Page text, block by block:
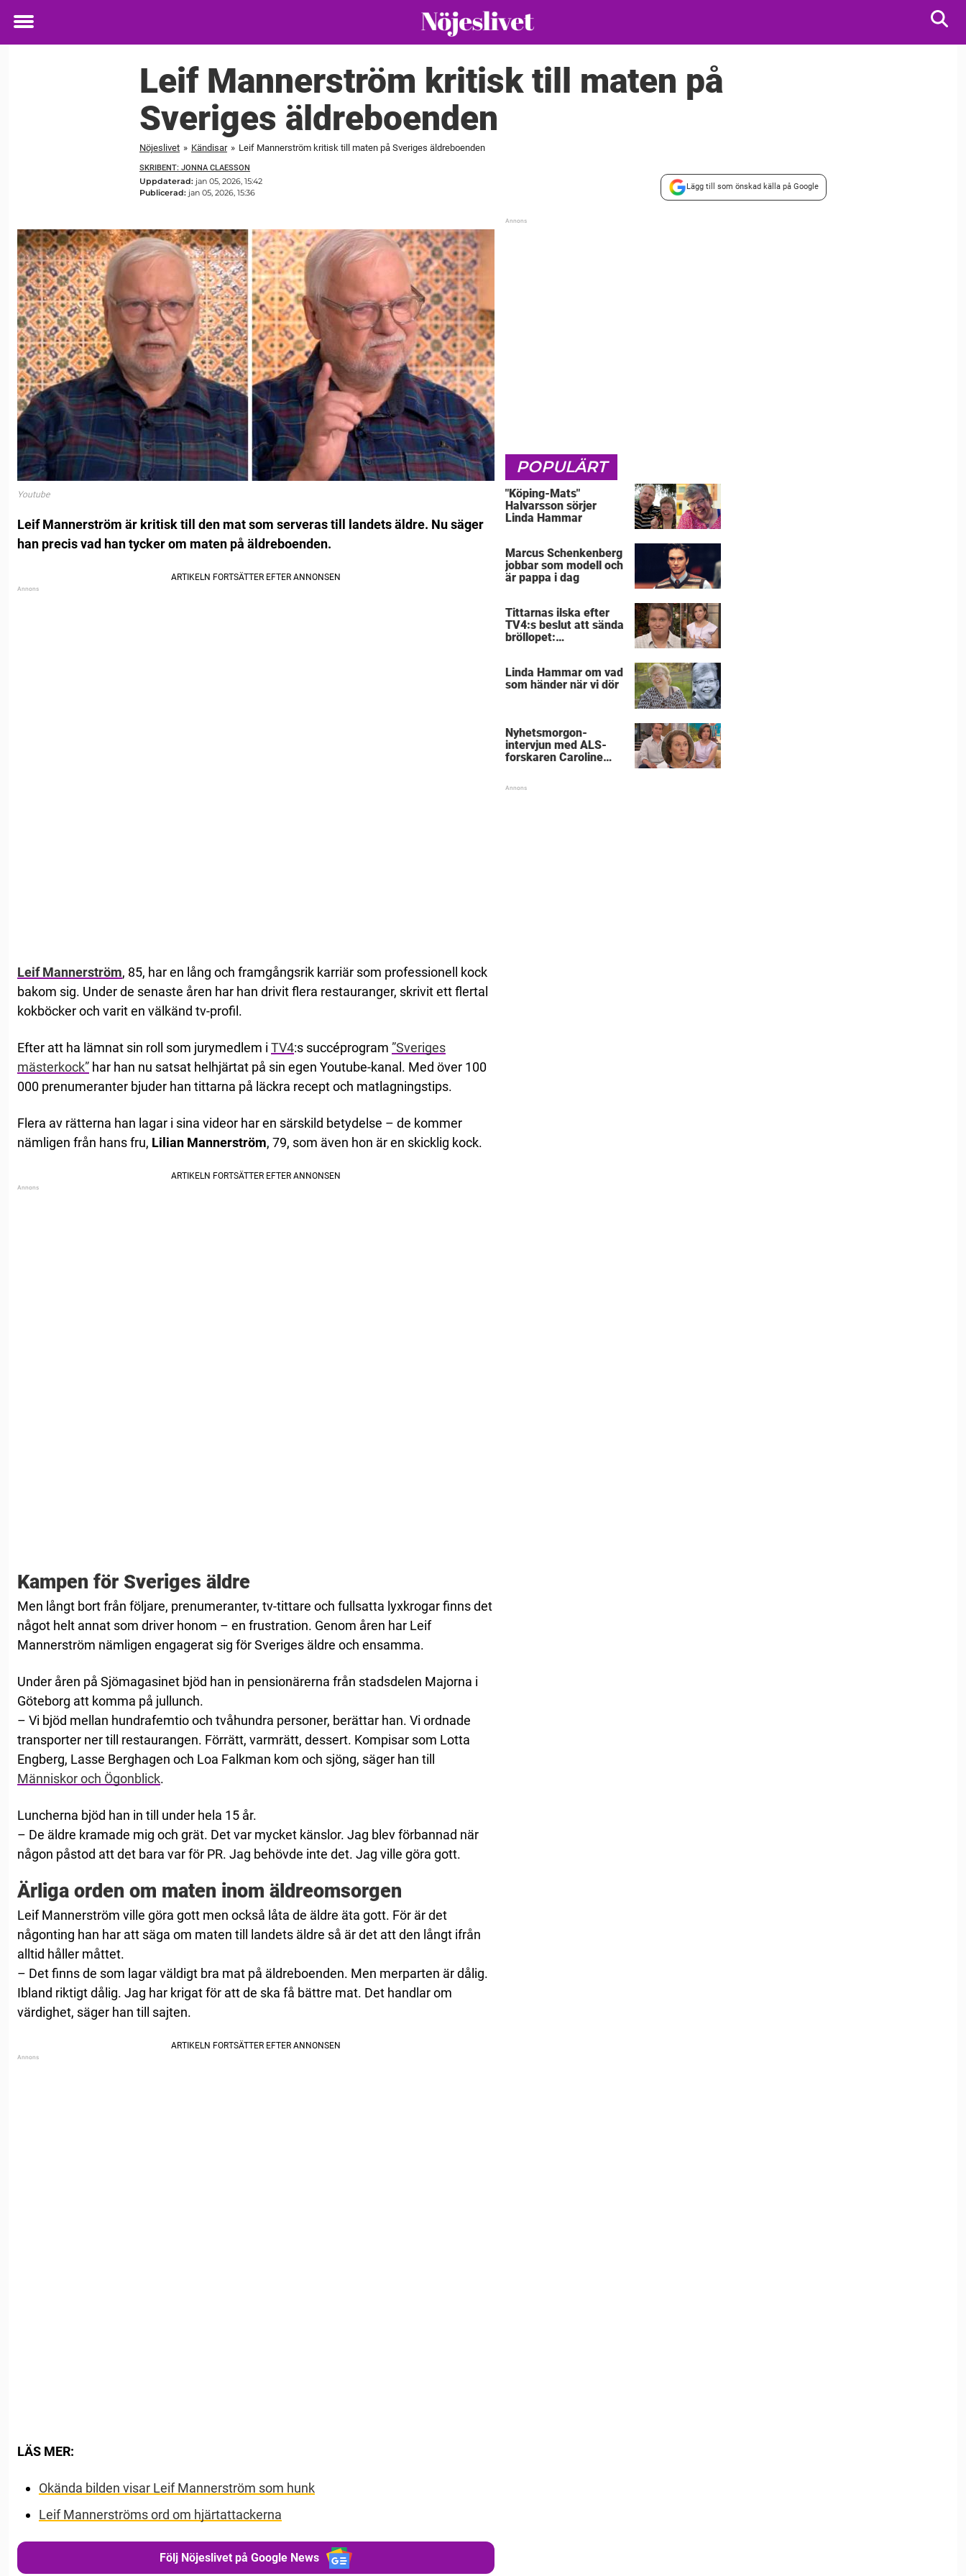
Toggle
Leif Mannerström kritisk till maten på
Sveriges äldreboenden
Nöjeslivet » Kändisar » Leif Mannerström kritisk till maten på Sveriges äldreboenden
SKRIBENT: JONNA CLAESSON
Uppdaterad: jan 05, 2026, 15:42
Publicerad: jan 05, 2026, 15:36
Lägg till som önskad källa på Google
Youtube
Leif Mannerström är kritisk till den mat som serveras till landets äldre. Nu säger
han precis vad han tycker om maten på äldreboenden.
Leif Mannerström, 85, har en lång och framgångsrik karriär som professionell kock
bakom sig. Under de senaste åren har han drivit flera restauranger, skrivit ett flertal
kokböcker och varit en välkänd tv-profil.
Efter att ha lämnat sin roll som jurymedlem i TV4:s succéprogram ”Sveriges
mästerkock” har han nu satsat helhjärtat på sin egen Youtube-kanal. Med över 100
000 prenumeranter bjuder han tittarna på läckra recept och matlagningstips.
Flera av rätterna han lagar i sina videor har en särskild betydelse – de kommer
nämligen från hans fru, Lilian Mannerström, 79, som även hon är en skicklig kock.
Kampen för Sveriges äldre
Men långt bort från följare, prenumeranter, tv-tittare och fullsatta lyxkrogar finns det
något helt annat som driver honom – en frustration. Genom åren har Leif
Mannerström nämligen engagerat sig för Sveriges äldre och ensamma.
Under åren på Sjömagasinet bjöd han in pensionärerna från stadsdelen Majorna i
Göteborg att komma på jullunch.
– Vi bjöd mellan hundrafemtio och tvåhundra personer, berättar han. Vi ordnade
transporter ner till restaurangen. Förrätt, varmrätt, dessert. Kompisar som Lotta
Engberg, Lasse Berghagen och Loa Falkman kom och sjöng, säger han till
Människor och Ögonblick.
Luncherna bjöd han in till under hela 15 år.
– De äldre kramade mig och grät. Det var mycket känslor. Jag blev förbannad när
någon påstod att det bara var för PR. Jag behövde inte det. Jag ville göra gott.
Ärliga orden om maten inom äldreomsorgen
Leif Mannerström ville göra gott men också låta de äldre äta gott. För är det
någonting han har att säga om maten till landets äldre så är det att den långt ifrån
alltid håller måttet.
– Det finns de som lagar väldigt bra mat på äldreboenden. Men merparten är dålig.
Ibland riktigt dålig. Jag har krigat för att de ska få bättre mat. Det handlar om
värdighet, säger han till sajten.
LÄS MER:
Okända bilden visar Leif Mannerström som hunk
Leif Mannerströms ord om hjärtattackerna
Följ Nöjeslivet på Google News
POPULÄRT
"Köping-Mats"
Halvarsson sörjer
Linda Hammar
Marcus Schenkenberg
jobbar som modell och
är pappa i dag
Tittarnas ilska efter
TV4:s beslut att sända
bröllopet:
Linda Hammar om vad
som händer när vi dör
Nyhetsmorgon-
intervjun med ALS-
forskaren Caroline